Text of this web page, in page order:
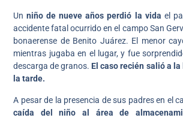
Unniño de nueve años perdió la vida el
accidente fatal ocurrido en el campo San
bonaerense de Benito Juárez. El menor
mientras jugaba en el lugar, y fue
descarga de granos. El caso recién salió a
la tarde.
A pesar de la presencia de sus padres en el
caída del niño al área de